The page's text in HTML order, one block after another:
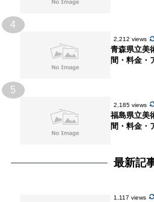
4
2,212 views
青森県立美
間・料金・
5
2,185 views
福島県立美
間・料金・
最新記
1,117 views